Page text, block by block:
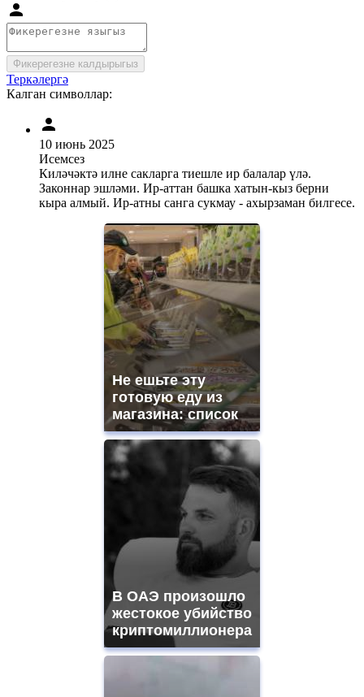
Фикерегезне калдырыгыз
Теркәлергә
Калган символлар:
10 июнь 2025
Исемсез
Киләчәктә илне сакларга тиешле ир балалар үлә.
Законнар эшләми. Ир-аттан башка хатын-кыз берни
кыра алмый. Ир-атны санга сукмау - ахырзаман билгесе.
Не ешьте эту
готовую еду из
магазина: список
В ОАЭ произошло
жестокое убийство
криптомиллионера